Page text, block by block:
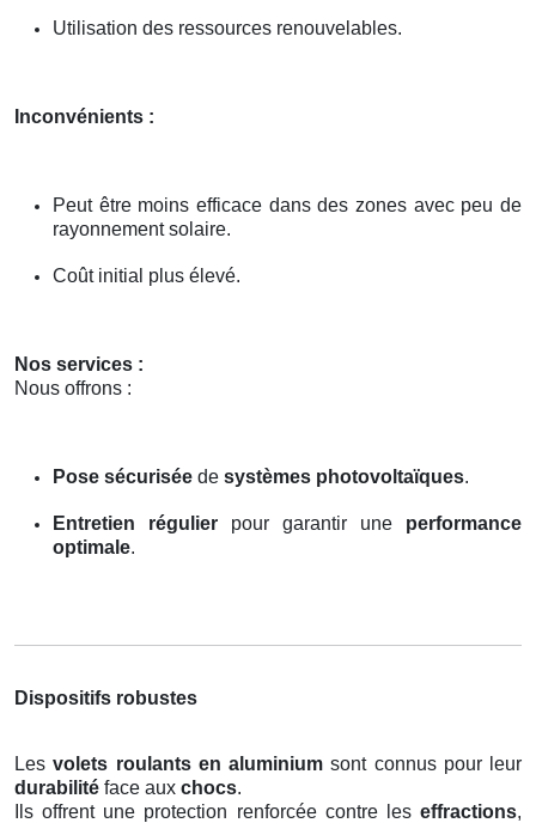
Utilisation des ressources renouvelables.
Inconvénients :
Peut être moins efficace dans des zones avec peu de
rayonnement solaire.
Coût initial plus élevé.
Nos services :
Nous offrons :
Pose sécurisée de systèmes photovoltaïques.
Entretien régulier pour garantir une performance
optimale.
Dispositifs robustes
Lesvolets roulants en aluminium sont connus pour leur
durabilité face aux chocs.
Ils offrent une protection renforcée contre les effractions,